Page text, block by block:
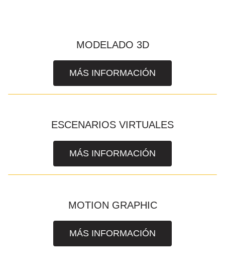
MODELADO 3D
MÁS INFORMACIÓN
ESCENARIOS VIRTUALES
MÁS INFORMACIÓN
MOTION GRAPHIC
MÁS INFORMACIÓN